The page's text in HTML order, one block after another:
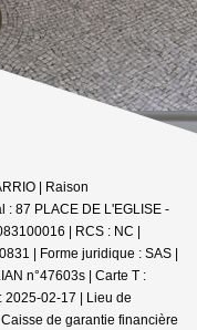
| Raison
: 87 PLACE DE L'EGLISE -
| RCS : NC |
| Forme juridique : SAS |
n°47603s | Carte T :
2025-02-17 | Lieu de
de garantie financière